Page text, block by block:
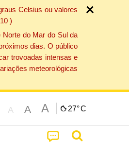
Celsius ou valores
)
do Mar do Sul da
dias. O público
trovoadas intensas e
meteorológicas
A A A 27°C